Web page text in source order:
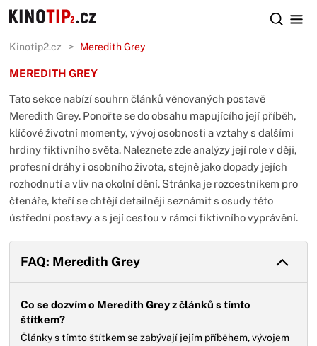
Kinotip2.cz Meredith Grey
MEREDITH GREY
Tato sekce nabízí souhrn článků věnovaných postavě
Meredith Grey. Ponořte se do obsahu mapujícího její příběh,
klíčové životní momenty, vývoj osobnosti a vztahy s dalšími
hrdiny fiktivního světa. Naleznete zde analýzy její role v ději,
profesní dráhy i osobního života, stejně jako dopady jejích
rozhodnutí a vliv na okolní dění. Stránka je rozcestníkem pro
čtenáře, kteří se chtějí detailněji seznámit s osudy této
ústřední postavy a s její cestou v rámci fiktivního vyprávění.
FAQ: Meredith Grey
Co se dozvím o Meredith Grey z článků s tímto
štítkem?
Články s tímto štítkem se zabývají jejím příběhem, vývojem